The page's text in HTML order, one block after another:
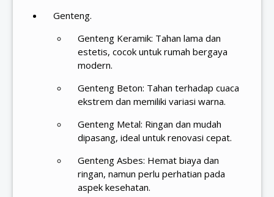
Genteng.
Genteng Keramik: Tahan lama dan
estetis, cocok untuk rumah bergaya
modern.
Genteng Beton: Tahan terhadap cuaca
ekstrem dan memiliki variasi warna.
Genteng Metal: Ringan dan mudah
dipasang, ideal untuk renovasi cepat.
Genteng Asbes: Hemat biaya dan
ringan, namun perlu perhatian pada
aspek kesehatan.